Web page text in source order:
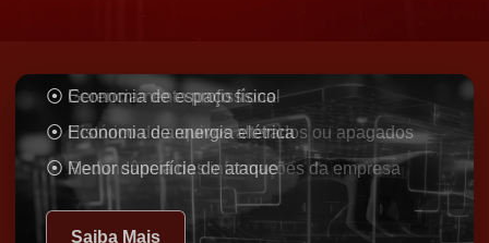
Economia de espaço físico
Economia de energia elétrica
Menor superfície de ataque
Saiba Mais